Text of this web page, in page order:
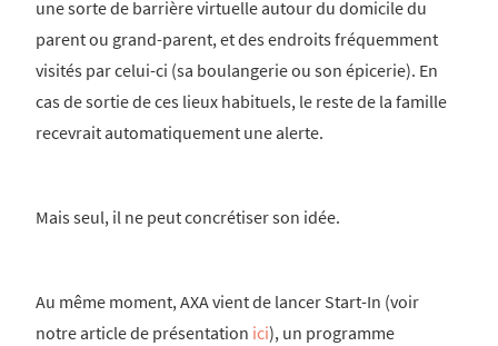
une sorte de barrière virtuelle autour du domicile du
parent ou grand-parent, et des endroits fréquemment
visités par celui-ci (sa boulangerie ou son épicerie). En
cas de sortie de ces lieux habituels, le reste de la famille
recevrait automatiquement une alerte.
Mais seul, il ne peut concrétiser son idée.
Au même moment, AXA vient de lancer Start-In (voir
notre article de présentation ici), un programme